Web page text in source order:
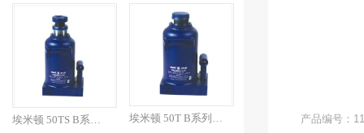
埃米顿 50TS B系列焊...
产品编号：